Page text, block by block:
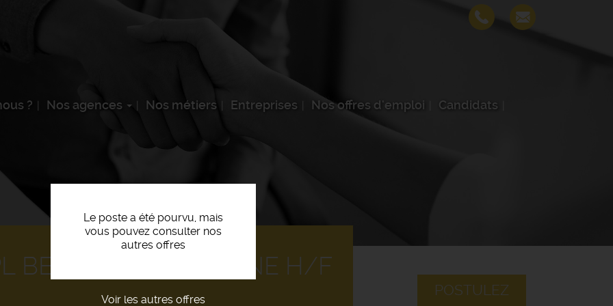
? Nos agences Nos métiers Entreprises Nos offres d'emploi Candidats
Le poste a été pourvu, mais
vous pouvez consulter nos
autres offres
Voir les autres offres
POSTULEZ
BENNE / POLYBENNE H/F